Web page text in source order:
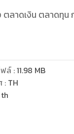
ตลาดเงิน ตลาดทุ
ฟล์:11.98 MB
: TH
th